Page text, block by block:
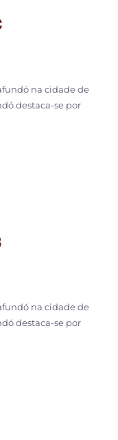
na cidade de
destaca-se por
na cidade de
destaca-se por